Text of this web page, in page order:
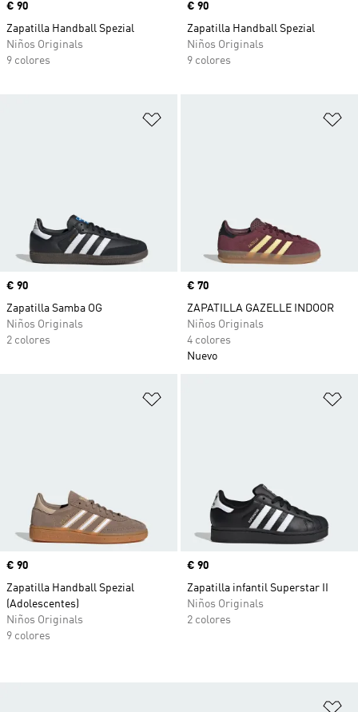
Precio
€ 90
Zapatilla Handball Spezial
Niños Originals
9 colores
Precio
€ 90
Zapatilla Handball Spezial
Niños Originals
9 colores
Precio
€ 90
Zapatilla Samba OG
Niños Originals
2 colores
Precio
€ 70
ZAPATILLA GAZELLE INDOOR
Niños Originals
4 colores
Nuevo
Precio
€ 90
Zapatilla Handball Spezial
(Adolescentes)
Niños Originals
9 colores
Precio
€ 90
Zapatilla infantil Superstar II
Niños Originals
2 colores